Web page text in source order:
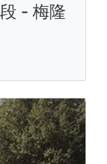
- 梅隆